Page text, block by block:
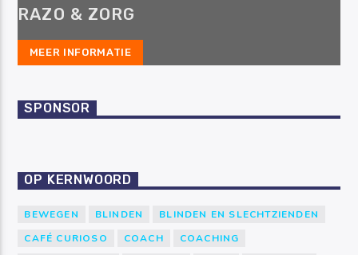
RAZO & ZORG
MEER INFORMATIE
SPONSOR
OP KERNWOORD
BEWEGEN BLINDEN
BLINDEN EN SLECHTZIENDEN
CAFÉ CURIOSO
COACH
COACHING